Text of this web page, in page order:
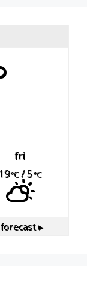
fri
°C/ 5°C
▸